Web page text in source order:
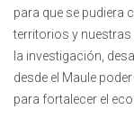
para que se pudiera
territorios y
la investigación,
desde el Maule
para fortalecer el